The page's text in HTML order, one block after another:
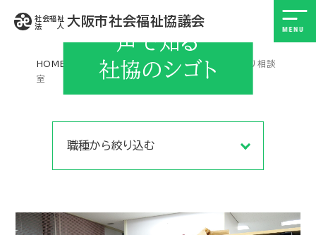
社会福祉
法 人
大阪市社会福祉協議会
声で知る
社協のシゴト
HOME 採用サイト 声で知る社協のシゴト
見守り相談
室